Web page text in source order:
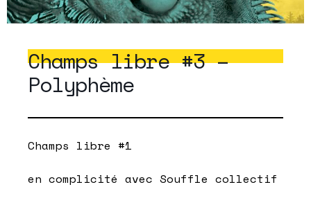
Champs libre #3 –
Polyphème
Champs libre #1
en complicité avec Souffle collectif